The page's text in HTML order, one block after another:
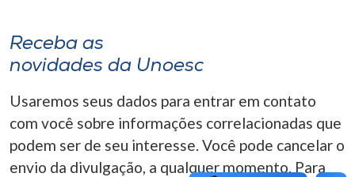
A+
A-
Receba as
novidades da Unoesc
Usaremos seus dados para entrar em contato
com você sobre informações correlacionadas que
podem ser de seu interesse. Você pode cancelar o
envio da divulgação, a qualquer momento. Para